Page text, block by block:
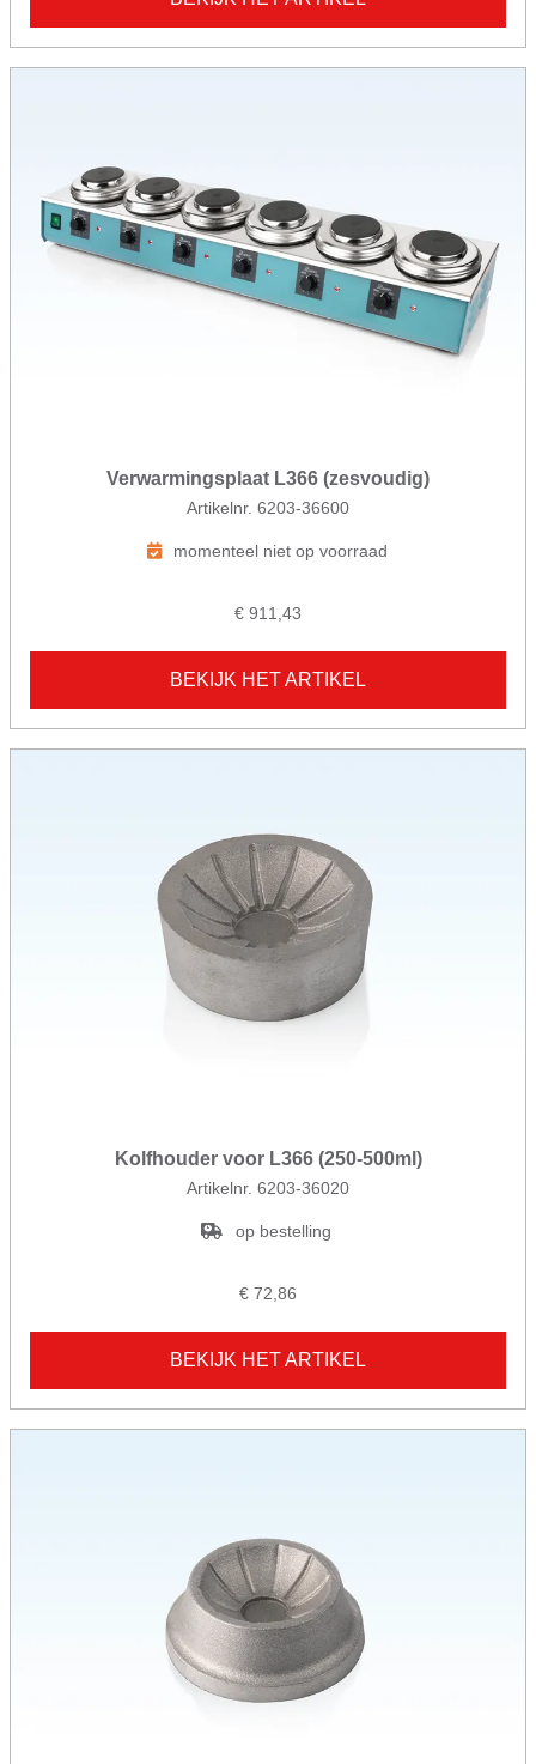
Verwarmingsplaat L366 (zesvoudig)
Artikelnr. 6203-36600
momenteel niet op voorraad
€ 911,43
BEKIJK HET ARTIKEL
Kolfhouder voor L366 (250-500ml)
Artikelnr. 6203-36020
op bestelling
€ 72,86
BEKIJK HET ARTIKEL